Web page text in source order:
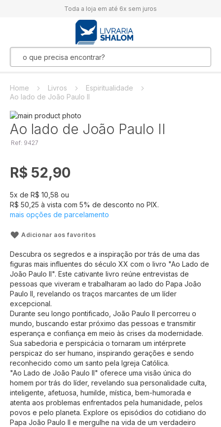
Toda a loja em até 6x sem juros
Home Livros
Espiritualidade
Ao lado de João Paulo II
Pular
para
o
final
Galeria
de
Saltar
para
o
Galeria
imagens
Ao lado de João Paulo II
Ref: 9427
R$ 52,90
5x de R$ 10,58 ou
R$ 50,25 à vista com 5% de desconto no PIX.
mais opções de parcelamento
Adicionar aos favoritos
Descubra os segredos e a inspiração por trás de uma das
figuras mais influentes do século XX com o livro "Ao Lado de
João Paulo II". Este cativante livro reúne entrevistas de
pessoas que viveram e trabalharam ao lado do Papa João
Paulo II, revelando os traços marcantes de um líder
excepcional.
Durante seu longo pontificado, João Paulo II percorreu o
mundo, buscando estar próximo das pessoas e transmitir
esperança e confiança em meio às crises da modernidade.
Sua sabedoria e perspicácia o tornaram um intérprete
perspicaz do ser humano, inspirando gerações e sendo
reconhecido como um santo pela Igreja Católica.
"Ao Lado de João Paulo II" oferece uma visão única do
homem por trás do líder, revelando sua personalidade culta,
inteligente, afetuosa, humilde, mística, bem-humorada e
atenta aos problemas enfrentados pela humanidade, pelos
povos e pelo planeta. Explore os episódios do cotidiano do
Papa João Paulo II e mergulhe na vida de um verdadeiro